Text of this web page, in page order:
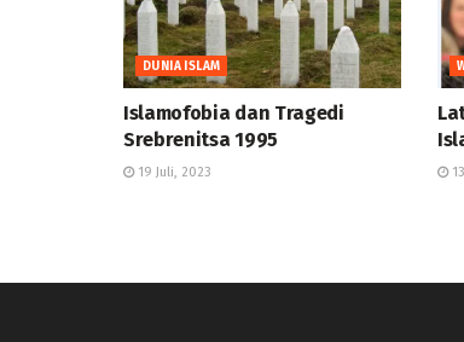
DUNIA ISLAM
Islamofobia dan Tragedi
Srebrenitsa 1995
19 Juli, 2023